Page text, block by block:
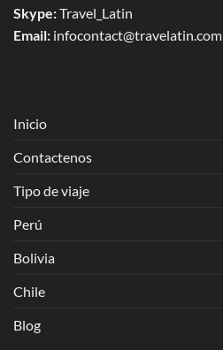
Skype:Travel_Latin
Email: infocontact@travelatin.com
Inicio
Contactenos
Tipo de viaje
Perú
Bolivia
Chile
Blog